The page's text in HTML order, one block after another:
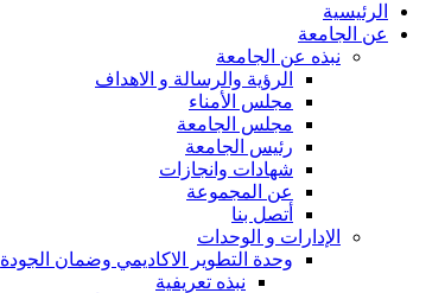
الرئيسية
عن الجامعة
نبذه عن الجامعة
الرؤية والرسالة و الاهداف
مجلس الأمناء
مجلس الجامعة
رئيس الجامعة
شهادات وانجازات
عن المجموعة
أتصل بنا
الإدارات و الوحدات
وحدة التطوير الاكاديمي وضمان الجودة
نبذه تعريفية